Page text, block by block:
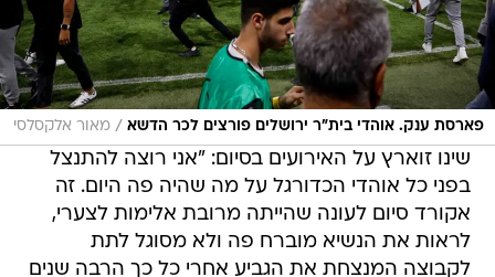
פארסת ענק. אוהדי בית"ר ירושלים פורצים לכר הדשא / מאור אלקסלסי
שינו זוארץ על האירועים בסיום: "אני רוצה להתנצל
בפני כל אוהדי הכדורגל על מה שהיה פה היום. זה
אקורד סיום לעונה שהייתה מרובת אלימות לצערי,
לראות את הנשיא מוברח פה ולא מסוגל לתת
לקבוצה המנצחת את הגביע אחרי כל כך הרבה שנים